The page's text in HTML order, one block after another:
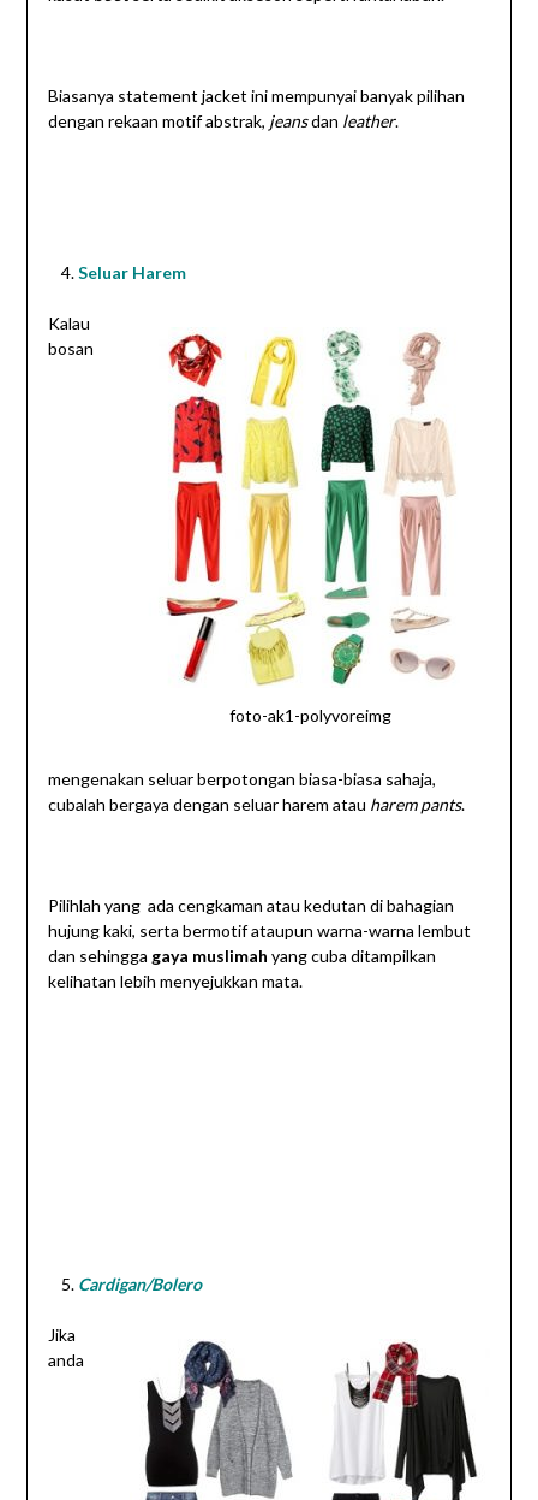
Biasanya statement jacket ini mempunyai banyak pilihan
dengan rekaan motif abstrak, jeansdan leather.
Seluar Harem
foto-ak1-polyvoreimg
Kalau
bosan
mengenakan seluar berpotongan biasa-biasa sahaja,
cubalah bergaya dengan seluar harem atau harem pants.
Pilihlah yang ada cengkaman atau kedutan di bahagian
hujung kaki, serta bermotif ataupun warna-warna lembut
dan sehingga gaya muslimah yang cuba ditampilkan
kelihatan lebih menyejukkan mata.
Cardigan/Bolero
Jika
anda